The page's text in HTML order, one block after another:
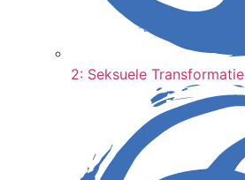
2: Seksuele Transformatie